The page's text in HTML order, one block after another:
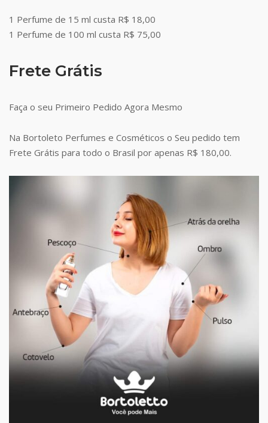
1 Perfume de 15 ml custa R$ 18,00
1 Perfume de 100 ml custa R$ 75,00
Frete Grátis
Faça o seu Primeiro Pedido Agora Mesmo
Na Bortoleto Perfumes e Cosméticos o Seu pedido tem
Frete Grátis para todo o Brasil por apenas R$ 180,00.